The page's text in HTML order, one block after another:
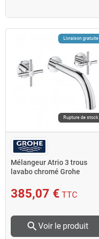
Livraison gratuite
Rupture de stock
Mélangeur Atrio 3 trous
lavabo chromé Grohe
385,07 € TTC
search Voir le produit